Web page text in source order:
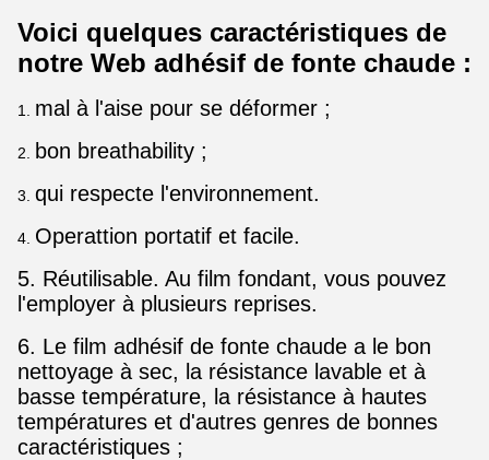
Voici quelques caractéristiques de
notre Web adhésif de fonte chaude :
1. mal à l'aise pour se déformer ;
2. bon breathability ;
3. qui respecte l'environnement.
4. Operattion portatif et facile.
5. Réutilisable. Au film fondant, vous pouvez
l'employer à plusieurs reprises.
6. Le film adhésif de fonte chaude a le bon
nettoyage à sec, la résistance lavable et à
basse température, la résistance à hautes
températures et d'autres genres de bonnes
caractéristiques ;